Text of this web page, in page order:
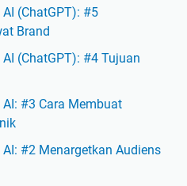
(ChatGPT): #5
Brand
(ChatGPT): #4 Tujuan
#3 Cara Membuat
#2 Menargetkan Audiens